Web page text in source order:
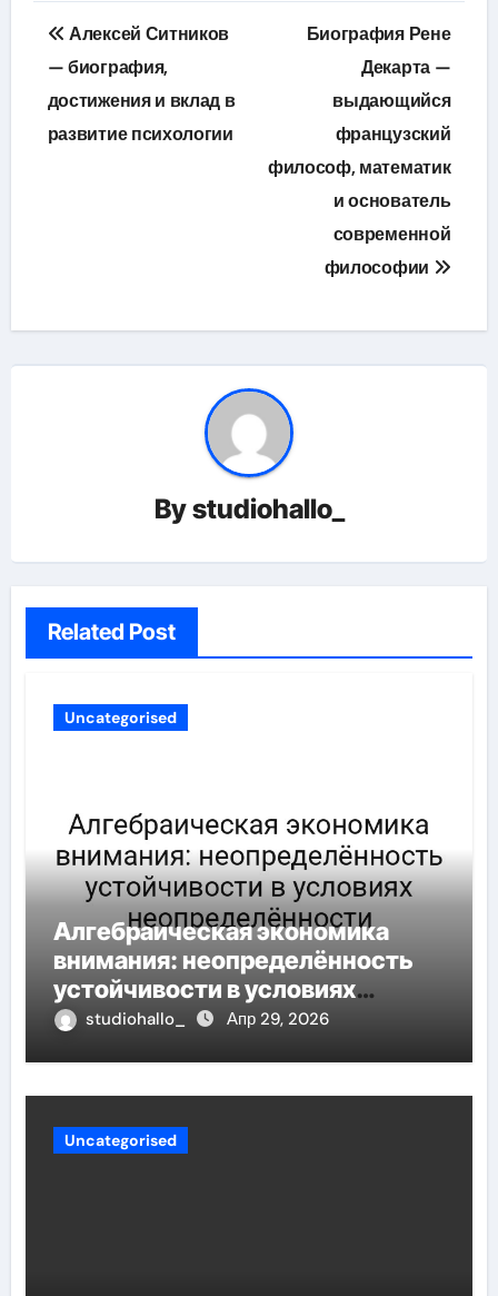
Навигация
по
записям
Алексей Ситников
— биография,
достижения и вклад в
развитие психологии
Биография Рене
Декарта —
выдающийся
французский
философ, математик
и основатель
современной
философии
Bystudiohallo_
Related Post
Uncategorised
Алгебраическая экономика
внимания: неопределённость
устойчивости в условиях
неопределённости
studiohallo_ Апр 29, 2026
Uncategorised